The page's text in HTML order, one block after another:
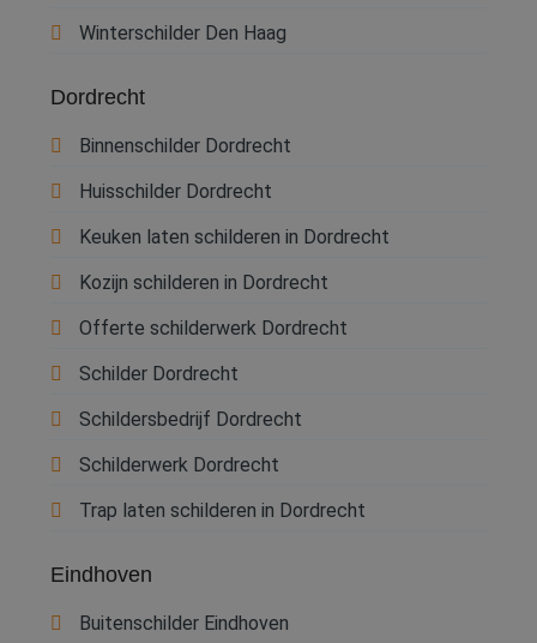
Winterschilder Den Haag
Dordrecht
Binnenschilder Dordrecht
Huisschilder Dordrecht
Keuken laten schilderen in Dordrecht
Kozijn schilderen in Dordrecht
Offerte schilderwerk Dordrecht
Schilder Dordrecht
Schildersbedrijf Dordrecht
Schilderwerk Dordrecht
Trap laten schilderen in Dordrecht
Eindhoven
Buitenschilder Eindhoven